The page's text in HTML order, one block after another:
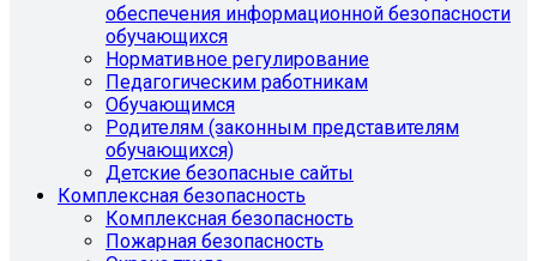
обеспечения информационной безопасности
обучающихся
Нормативное регулирование
Педагогическим работникам
Обучающимся
Родителям (законным представителям
обучающихся)
Детские безопасные сайты
Комплексная безопасность
Комплексная безопасность
Пожарная безопасность